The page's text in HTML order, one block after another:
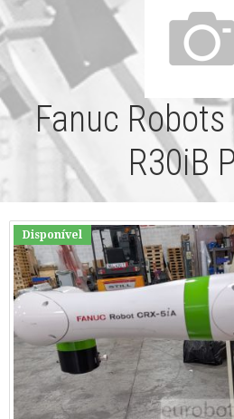
Fanuc
R30iB
Disponível